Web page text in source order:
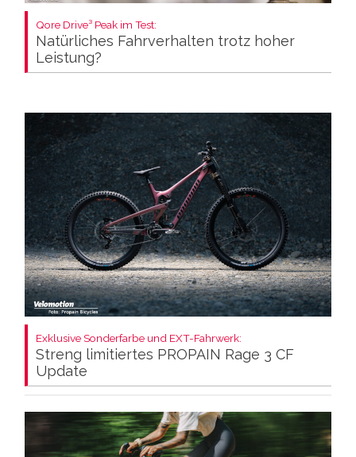
Qore Drive³ Peak im Test:
Natürliches Fahrverhalten trotz hoher
Leistung?
Exklusive Sonderfarbe und EXT-Fahrwerk:
Streng limitiertes PROPAIN Rage 3 CF
Update